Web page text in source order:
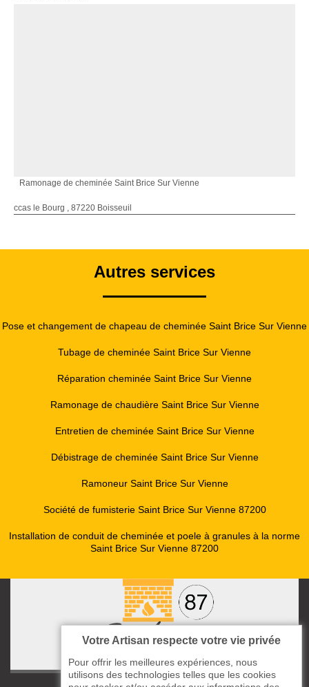
Ramonage de cheminée Saint Brice Sur Vienne
ccas le Bourg , 87220 Boisseuil
Autres services
Pose et changement de chapeau de cheminée Saint Brice Sur Vienne
Tubage de cheminée Saint Brice Sur Vienne
Réparation cheminée Saint Brice Sur Vienne
Ramonage de chaudière Saint Brice Sur Vienne
Entretien de cheminée Saint Brice Sur Vienne
Débistrage de cheminée Saint Brice Sur Vienne
Ramoneur Saint Brice Sur Vienne
Société de fumisterie Saint Brice Sur Vienne 87200
Installation de conduit de cheminée et poele à granules à la norme
Saint Brice Sur Vienne 87200
Votre Artisan respecte votre vie privée
Pour offrir les meilleures expériences, nous
utilisons des technologies telles que les cookies